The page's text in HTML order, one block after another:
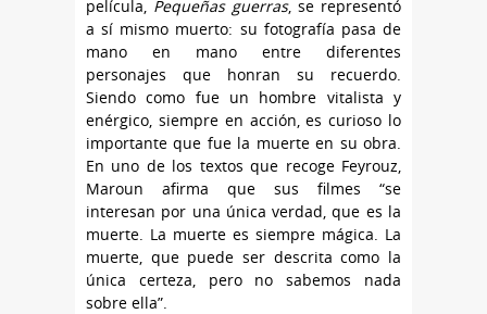
película, Pequeñas guerras, se representó
a sí mismo muerto: su fotografía pasa de
mano en mano entre diferentes
personajes que honran su recuerdo.
Siendo como fue un hombre vitalista y
enérgico, siempre en acción, es curioso lo
importante que fue la muerte en su obra.
En uno de los textos que recoge Feyrouz,
Maroun afirma que sus filmes “se
interesan por una única verdad, que es la
muerte. La muerte es siempre mágica. La
muerte, que puede ser descrita como la
única certeza, pero no sabemos nada
sobre ella”.